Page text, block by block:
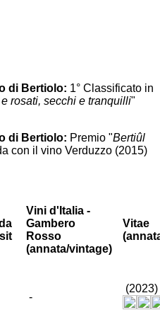
di Bertiolo: 1° Classificato in
rosati, secchi e tranquilli"
di Bertiolo: Premio "Bertiûl
con il vino Verduzzo (2015)
Vini d'Italia -
Gambero
Rosso
(annata/vintage)
Vitae
-
(2023)